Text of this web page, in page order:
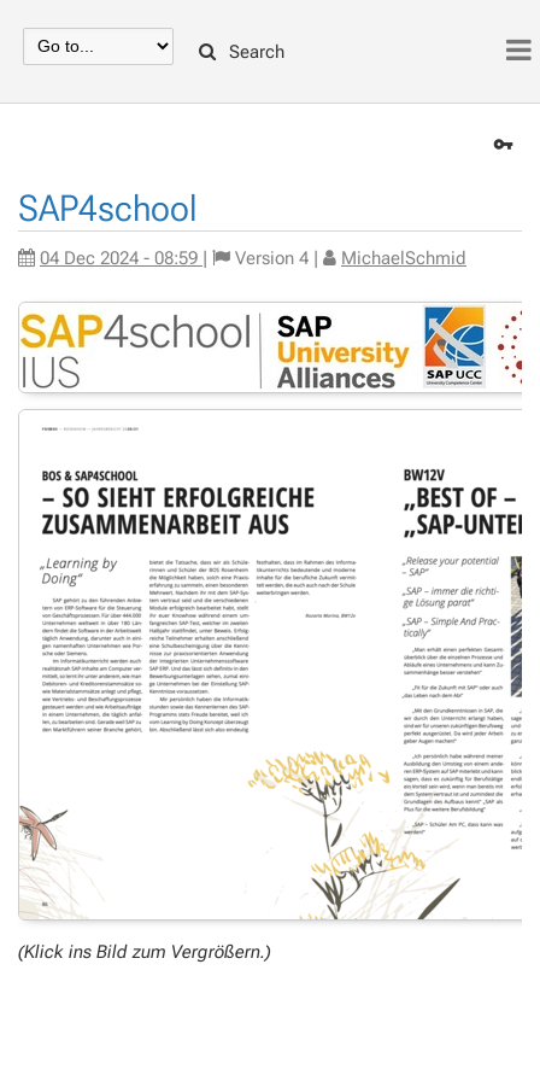
Search
SAP4school
04 Dec 2024 - 08:59 | Version 4 | MichaelSchmid
(Klick ins Bild zum Vergrößern.)